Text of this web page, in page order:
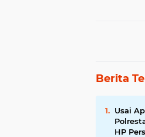
Berita
Usai
HP